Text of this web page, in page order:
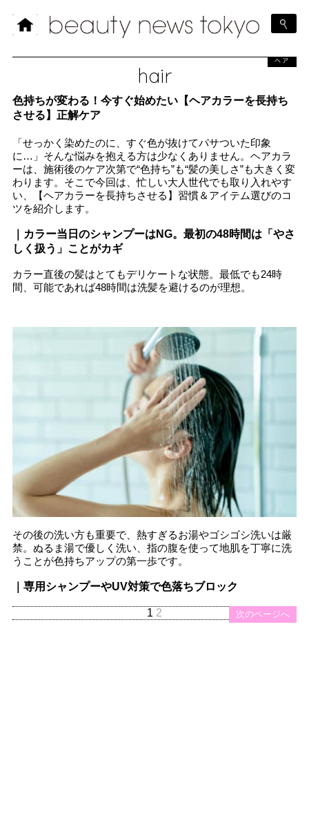
hair
ヘア
色持ちが変わる！今すぐ始めたい【ヘアカラーを長持ち
させる】正解ケア
「せっかく染めたのに、すぐ色が抜けてパサついた印象
に…」そんな悩みを抱える方は少なくありません。ヘアカラ
ーは、施術後のケア次第で“色持ち”も“髪の美しさ”も大きく変
わります。そこで今回は、忙しい大人世代でも取り入れやす
い、【ヘアカラーを長持ちさせる】習慣＆アイテム選びのコ
ツを紹介します。
｜カラー当日のシャンプーはNG。最初の48時間は「やさ
しく扱う」ことがカギ
カラー直後の髪はとてもデリケートな状態。最低でも24時
間、可能であれば48時間は洗髪を避けるのが理想。
その後の洗い方も重要で、熱すぎるお湯やゴシゴシ洗いは厳
禁。ぬるま湯で優しく洗い、指の腹を使って地肌を丁寧に洗
うことが色持ちアップの第一歩です。
｜専用シャンプーやUV対策で色落ちブロック
次のページへ
1 2